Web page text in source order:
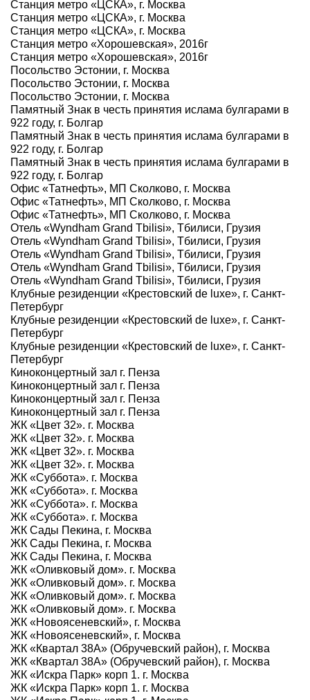
Станция метро «ЦСКА», г. Москва
Станция метро «ЦСКА», г. Москва
Станция метро «ЦСКА», г. Москва
Станция метро «Хорошевская», 2016г
Станция метро «Хорошевская», 2016г
Посольство Эстонии, г. Москва
Посольство Эстонии, г. Москва
Посольство Эстонии, г. Москва
Памятный Знак в честь принятия ислама булгарами в
922 году, г. Болгар
Памятный Знак в честь принятия ислама булгарами в
922 году, г. Болгар
Памятный Знак в честь принятия ислама булгарами в
922 году, г. Болгар
Офис «Татнефть», МП Сколково, г. Москва
Офис «Татнефть», МП Сколково, г. Москва
Офис «Татнефть», МП Сколково, г. Москва
Отель «Wyndham Grand Tbilisi», Тбилиси, Грузия
Отель «Wyndham Grand Tbilisi», Тбилиси, Грузия
Отель «Wyndham Grand Tbilisi», Тбилиси, Грузия
Отель «Wyndham Grand Tbilisi», Тбилиси, Грузия
Отель «Wyndham Grand Tbilisi», Тбилиси, Грузия
Клубные резиденции «Крестовский de luxe», г. Санкт-
Петербург
Клубные резиденции «Крестовский de luxe», г. Санкт-
Петербург
Клубные резиденции «Крестовский de luxe», г. Санкт-
Петербург
Киноконцертный зал г. Пенза
Киноконцертный зал г. Пенза
Киноконцертный зал г. Пенза
Киноконцертный зал г. Пенза
ЖК «Цвет 32». г. Москва
ЖК «Цвет 32». г. Москва
ЖК «Цвет 32». г. Москва
ЖК «Цвет 32». г. Москва
ЖК «Суббота». г. Москва
ЖК «Суббота». г. Москва
ЖК «Суббота». г. Москва
ЖК «Суббота». г. Москва
ЖК Сады Пекина, г. Москва
ЖК Сады Пекина, г. Москва
ЖК Сады Пекина, г. Москва
ЖК «Оливковый дом». г. Москва
ЖК «Оливковый дом». г. Москва
ЖК «Оливковый дом». г. Москва
ЖК «Оливковый дом». г. Москва
ЖК «Новоясеневский», г. Москва
ЖК «Новоясеневский», г. Москва
ЖК «Квартал 38А» (Обручевский район), г. Москва
ЖК «Квартал 38А» (Обручевский район), г. Москва
ЖК «Искра Парк» корп 1. г. Москва
ЖК «Искра Парк» корп 1. г. Москва